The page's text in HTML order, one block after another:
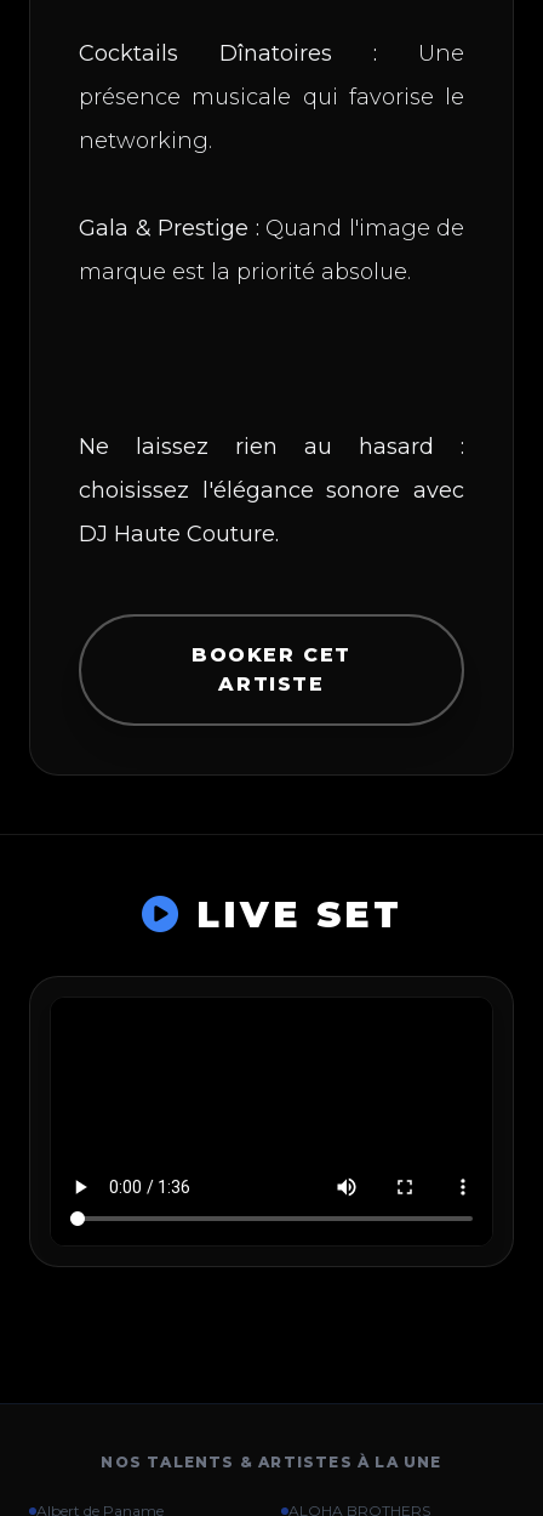
Cocktails Dînatoires : Une
présence musicale qui favorise le
networking.
Gala & Prestige : Quand l'image de
marque est la priorité absolue.
Ne laissez rien au hasard :
choisissez l'élégance sonore avec
DJ Haute Couture.
BOOKER CET
ARTISTE
LIVE SET
NOS TALENTS & ARTISTES À LA UNE
Albert de Paname ALOHA BROTHERS